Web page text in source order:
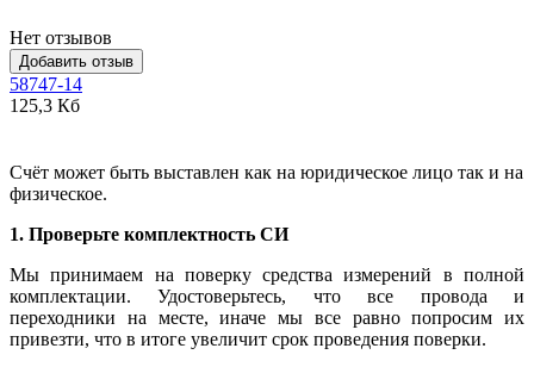
Нет отзывов
Добавить отзыв
58747-14
125,3 Кб
Счёт может быть выставлен как на юридическое лицо так и на
физическое.
1. Проверьте комплектность СИ
Мы принимаем на поверку средства измерений в полной
комплектации. Удостоверьтесь, что все провода и
переходники на месте, иначе мы все равно попросим их
привезти, что в итоге увеличит срок проведения поверки.